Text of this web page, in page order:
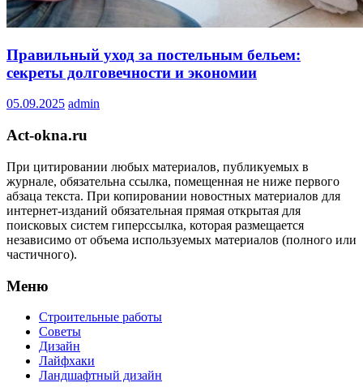
Правильный уход за постельным бельем:
секреты долговечности и экономии
05.09.2025 admin
Act-okna.ru
При цитировании любых материалов, публикуемых в
журнале, обязательна ссылка, помещенная не ниже первого
абзаца текста. При копировании новостных материалов для
интернет-изданий обязательная прямая открытая для
поисковых систем гиперссылка, которая размещается
независимо от объема используемых материалов (полного или
частичного).
Меню
Строительные работы
Советы
Дизайн
Лайфхаки
Ландшафтный дизайн